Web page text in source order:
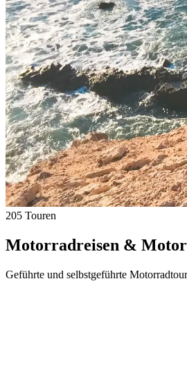
205 Touren
Motorradreisen &
Geführte und selbstgeführte